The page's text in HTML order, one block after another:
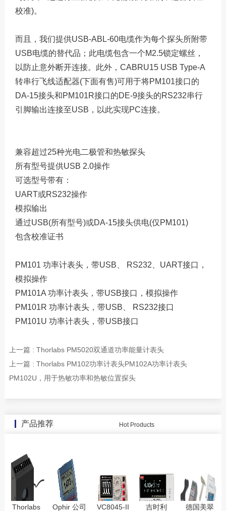
校准)。
而且，我们提供USB-ABL-60电缆作为每个探头所附带
USB电缆的替代品；此电缆包含一个M2.5锁定螺丝，
以防止意外断开连接。此外，CABRU15 USB Type-A
转串行飞线适配器(下面有售)可用于将PM101接口的
DA-15接头和PM101R接口的DE-9接头的RS232串行
引脚输出连接至USB，以此实现PC连接。
兼容超过25种光电二极管和热敏探头
所有型号提供USB 2.0操作
可选型号带有：
UART或RS232操作
模拟输出
通过USB(所有型号)或DA-15接头供电(仅PM101)
包含校准证书
PM101 功率计表头，带USB、 RS232、UART接口，
模拟操作
PM101A 功率计表头，带USB接口，模拟操作
PM101R 功率计表头，带USB、 RS232接口
PM101U 功率计表头，带USB接口
上一篇 : Thorlabs PM5020双通道功率能量计表头
上一篇 : Thorlabs PM102功率计表头PM102A功率计表头
PM102U，用于热敏功率和热敏位置探头
产品推荐 Hot Products
Thorlabs
Ophir 公司
VC8045-II
吉时利
德国美翠